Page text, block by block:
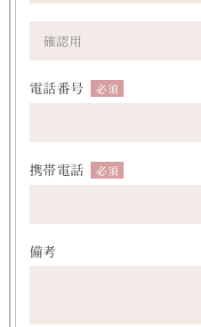
電話番号 必須
携帯電話 必須
備考